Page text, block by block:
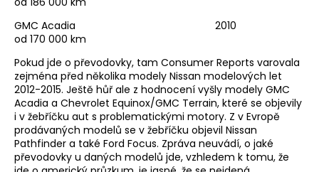
GMC Acadia 2010
od 170 000 km
Pokud jde o převodovky, tam Consumer Reports varovala
zejména před několika modely Nissan modelových let
2012-2015. Ještě hůř ale z hodnocení vyšly modely GMC
Acadia a Chevrolet Equinox/GMC Terrain, které se objevily
i v žebříčku aut s problematickými motory. Z v Evropě
prodávaných modelů se v žebříčku objevil Nissan
Pathfinder a také Ford Focus. Zpráva neuvádí, o jaké
převodovky u daných modelů jde, vzhledem k tomu, že